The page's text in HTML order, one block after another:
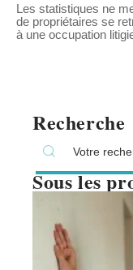
Les statistiques ne
de propriétaires se
à une occupation
Recherche
Sous les